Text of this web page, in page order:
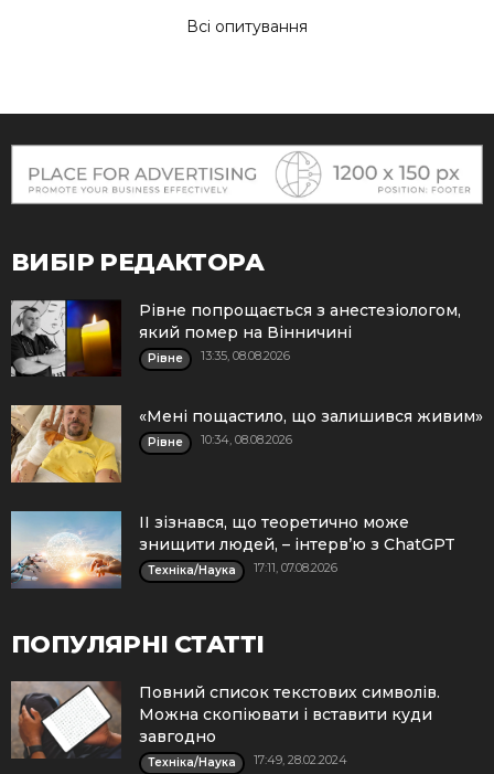
Всі опитування
ВИБІР РЕДАКТОРА
Рівне попрощається з анестезіологом,
який помер на Вінничині
Рівне 13:35, 08.08.2026
«Мені пощастило, що залишився живим»
Рівне 10:34, 08.08.2026
ІІ зізнався, що теоретично може
знищити людей, – інтерв’ю з ChatGPT
Техніка/Наука 17:11, 07.08.2026
ПОПУЛЯРНІ СТАТТІ
Повний список текстових символів.
Можна скопіювати і вставити куди
завгодно
Техніка/Наука 17:49, 28.02.2024